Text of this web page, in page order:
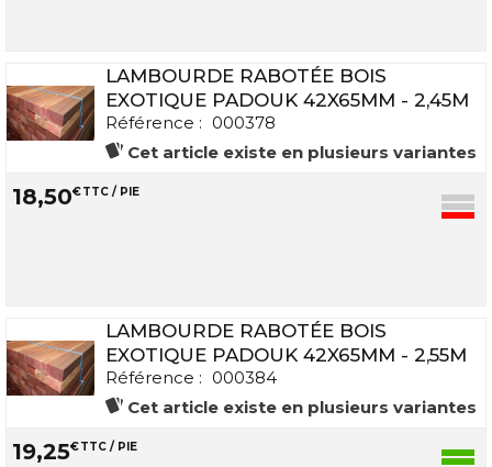
LAMBOURDE RABOTÉE BOIS
EXOTIQUE PADOUK 42X65MM - 2,45M
Référence : 000378
Cet article existe en plusieurs variantes
18,50€TTC / PIE
LAMBOURDE RABOTÉE BOIS
EXOTIQUE PADOUK 42X65MM - 2,55M
Référence : 000384
Cet article existe en plusieurs variantes
19,25€TTC / PIE